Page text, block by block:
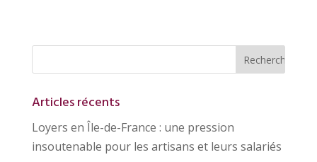
Articles récents
Loyers en Île-de-France : une pression
insoutenable pour les artisans et leurs salariés